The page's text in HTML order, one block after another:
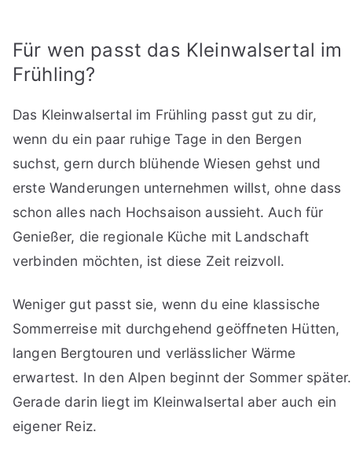
Für wen passt das Kleinwalsertal im
Frühling?
Das Kleinwalsertal im Frühling passt gut zu dir,
wenn du ein paar ruhige Tage in den Bergen
suchst, gern durch blühende Wiesen gehst und
erste Wanderungen unternehmen willst, ohne dass
schon alles nach Hochsaison aussieht. Auch für
Genießer, die regionale Küche mit Landschaft
verbinden möchten, ist diese Zeit reizvoll.
Weniger gut passt sie, wenn du eine klassische
Sommerreise mit durchgehend geöffneten Hütten,
langen Bergtouren und verlässlicher Wärme
erwartest. In den Alpen beginnt der Sommer später.
Gerade darin liegt im Kleinwalsertal aber auch ein
eigener Reiz.